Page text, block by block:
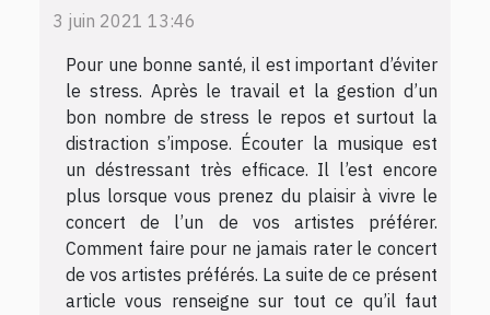
3 juin 2021 13:46
Pour une bonne santé, il est important d’éviter
le stress. Après le travail et la gestion d’un
bon nombre de stress le repos et surtout la
distraction s’impose. Écouter la musique est
un déstressant très efficace. Il l’est encore
plus lorsque vous prenez du plaisir à vivre le
concert de l’un de vos artistes préférer.
Comment faire pour ne jamais rater le concert
de vos artistes préférés. La suite de ce présent
article vous renseigne sur tout ce qu’il faut